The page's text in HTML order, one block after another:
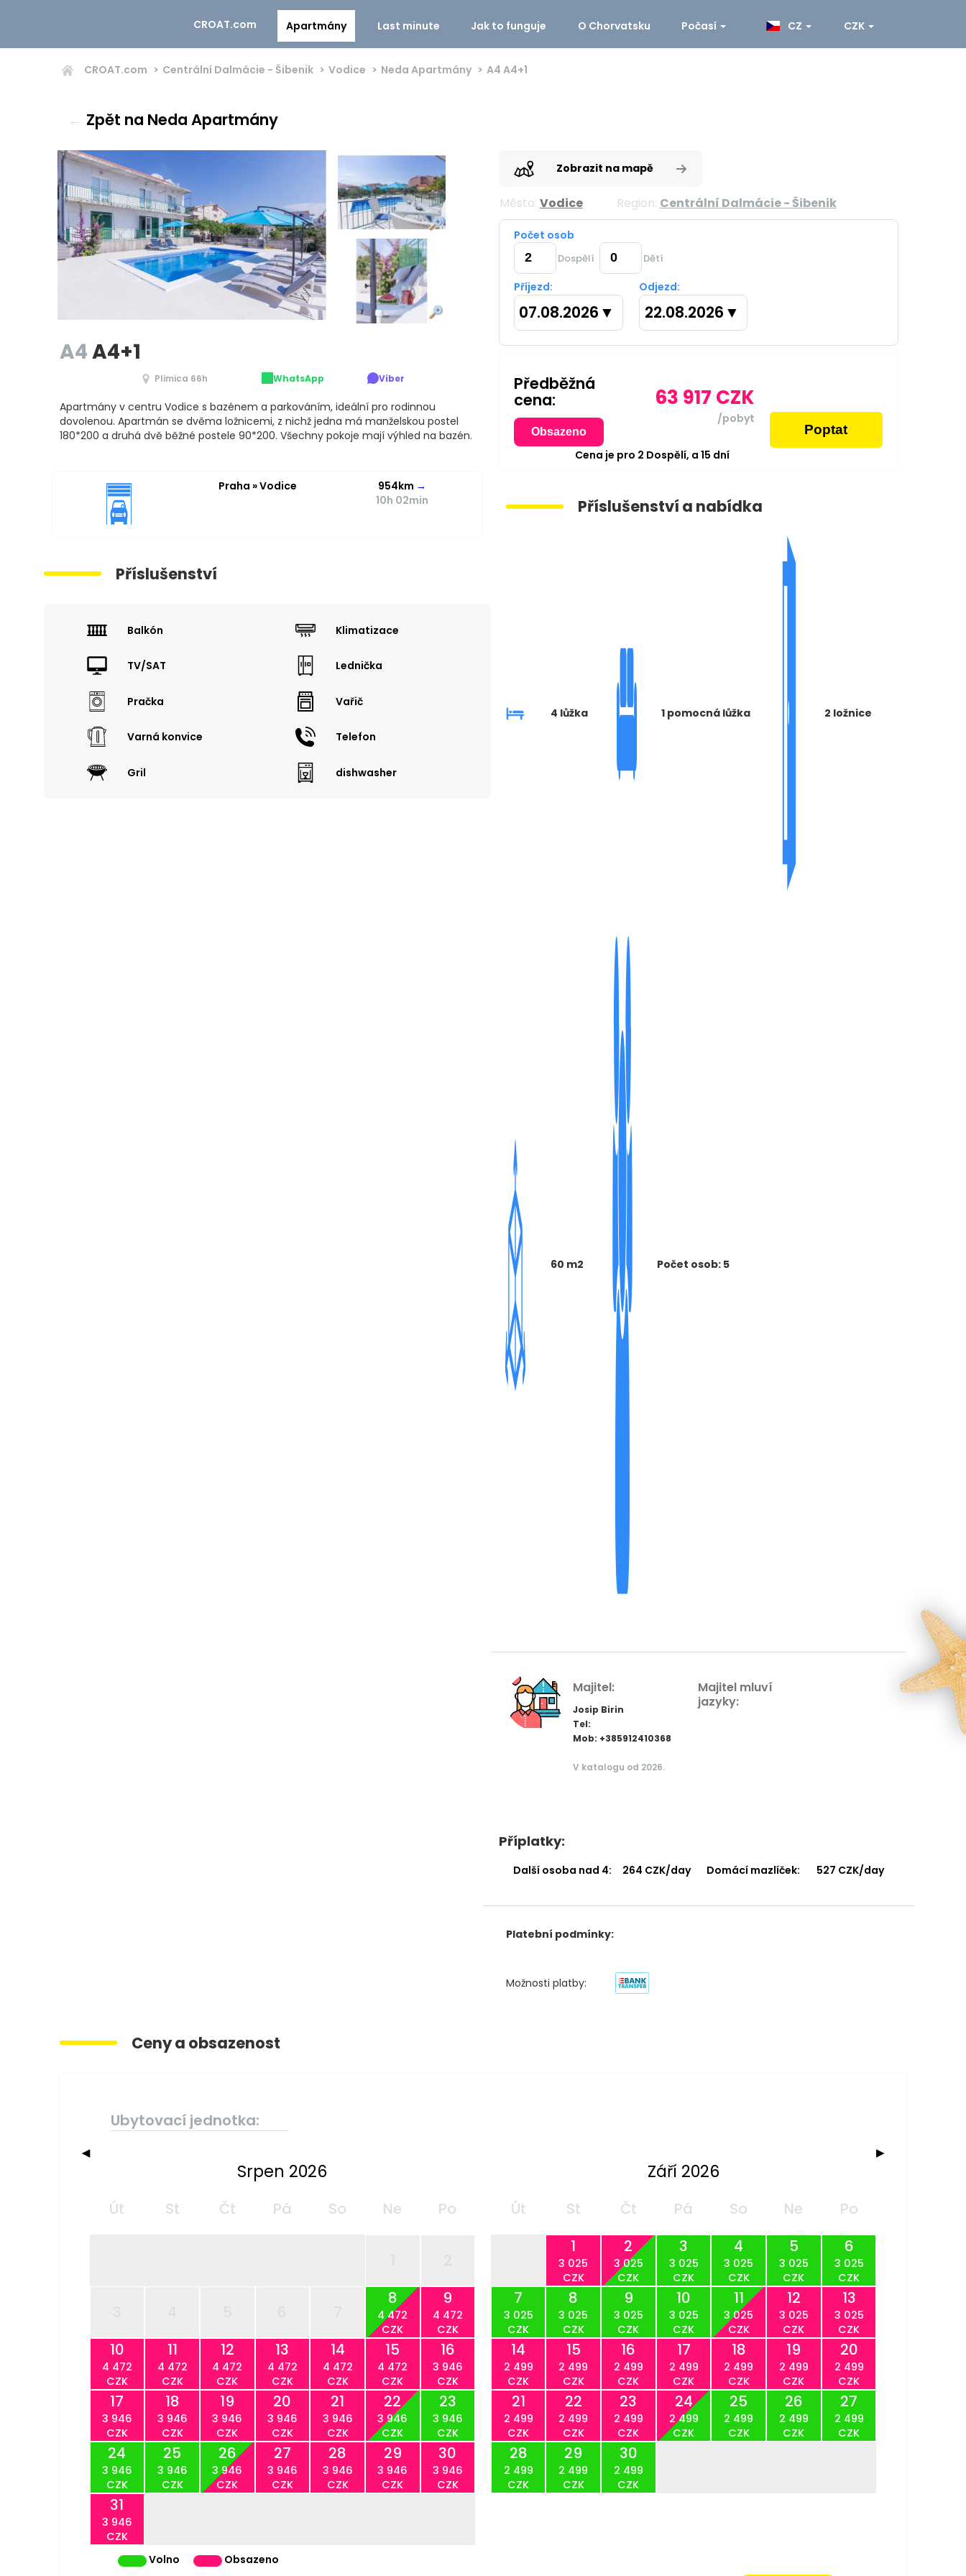
CROAT.com Apartmány Last minute Jak to funguje O Chorvatsku Počasí CZ CZK
CROAT.com Centrální Dalmácie - Šibenik Vodice Neda Apartmány A4 A4+1
← Zpět na Neda Apartmány
A4A4+1
Plimica 66h WhatsApp Viber
Apartmány v centru Vodice s bazénem a parkováním, ideální pro rodinnou
dovolenou. Apartmán se dvěma ložnicemi, z nichž jedna má manželskou postel
180*200 a druhá dvě běžné postele 90*200. Všechny pokoje mají výhled na bazén.
Praha » Vodice 954km →
10h 02min
Příslušenství
Balkón Klimatizace
TV/SAT Lednička
Pračka Vařič
Varná konvice Telefon
Gril dishwasher
Zobrazit na mapě
Město: Vodice Region: Centrální Dalmácie - Šibenik
Počet osob
Dospělí Dětí
Příjezd:
07.08.2026 ▼
Odjezd:
22.08.2026 ▼
Předběžná
cena:
Obsazeno
63 917 CZK
/pobyt
Poptat
Cena je pro 2 Dospělí, a15 dní
Příslušenství a nabídka
4 lůžka 1 pomocná lůžka 2 ložnice
60 m2 Počet osob: 5
Majitel:
Josip Birin
Tel:
Mob: +385912410368
V katalogu od 2026.
Majitel mluví
jazyky:
Příplatky:
Další osoba nad 4: 264 CZK/day Domácí mazlíček: 527 CZK/day
Platební podmínky:
Možnosti platby:
Ceny a obsazenost
Ubytovací jednotka:
◀ ▶
Srpen 2026
Út St Čt Pá So Ne Po
8
4 472
CZK
9
4 472
CZK
10
4 472
CZK
11
4 472
CZK
12
4 472
CZK
13
4 472
CZK
14
4 472
CZK
15
4 472
CZK
16
3 946
CZK
17
3 946
CZK
18
3 946
CZK
19
3 946
CZK
20
3 946
CZK
21
3 946
CZK
22
3 946
CZK
23
3 946
CZK
24
3 946
CZK
25
3 946
CZK
26
3 946
CZK
27
3 946
CZK
28
3 946
CZK
29
3 946
CZK
30
3 946
CZK
31
3 946
CZK
Září 2026
Út St Čt Pá So Ne
Po
1
3 025
CZK
2
3 025
CZK
3
3 025
CZK
4
3 025
CZK
5
3 025
CZK
6
3 025
CZK
7
3 025
CZK
8
3 025
CZK
9
3 025
CZK
10
3 025
CZK
11
3 025
CZK
12
3 025
CZK
13
3 025
CZK
14
2 499
CZK
15
2 499
CZK
16
2 499
CZK
17
2 499
CZK
18
2 499
CZK
19
2 499
CZK
20
2 499
CZK
21
2 499
CZK
22
2 499
CZK
23
2 499
CZK
24
2 499
CZK
25
2 499
CZK
26
2 499
CZK
27
2 499
CZK
28
2 499
CZK
29
2 499
CZK
30
2 499
CZK
Volno Obsazeno